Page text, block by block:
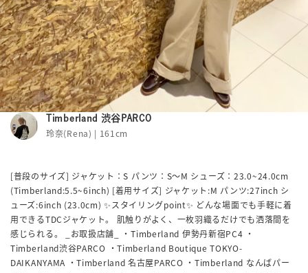
Timberland 渋谷PARCO
玲奈(Rena) | 161cm
[普段のサイズ] ジャケット：S パンツ：S～M シューズ：23.0~24.0cm
(Timberland:5.5~6inch) [着用サイズ] ジャケット:M パンツ:27inch シ
ューズ:6inch (23.0cm) ✨スタイリングpoint✨ どんな場面でも手軽に着
用できるTDCジャケット。 肌触りがよく、一枚羽織るだけでも洒落間を
感じられる。 _お取扱店舗_ ・Timberland 伊勢丹新宿PC4 ・
Timberland渋谷PARCO ・Timberland Boutique TOKYO-
DAIKANYAMA ・Timberland 名古屋PARCO ・Timberland なんばパー